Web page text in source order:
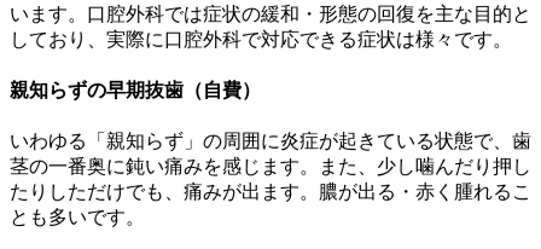
います。口腔外科では症状の緩和・形態の回復を主な目的と
しており、実際に口腔外科で対応できる症状は様々です。
親知らずの早期抜歯（自費）
いわゆる「親知らず」の周囲に炎症が起きている状態で、歯
茎の一番奥に鈍い痛みを感じます。また、少し噛んだり押し
たりしただけでも、痛みが出ます。膿が出る・赤く腫れるこ
とも多いです。